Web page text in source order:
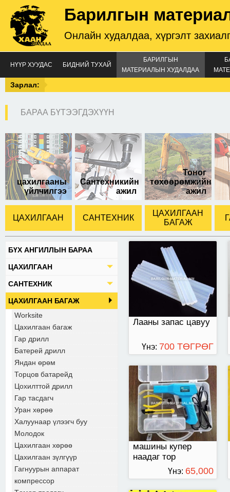
Барилгын
Онлайн худалдаа, хүргэлт
НҮҮР ХУУДАС БИДНИЙ ТУХАЙ
БАРИЛГЫН
МАТЕРИАЛЫН ХУДАЛДАА
Зарлал:
БАРАА БҮТЭЭГДЭХҮҮН
цахилгааны
үйлчилгээ
Сантехникийн
ажил
Тоног
төхөөрөмжийн
ажил
ЦАХИЛГААН САНТЕХНИК
ЦАХИЛГААН
БАГАЖ
БҮХ АНГИЛЛЫН БАРАА
ЦАХИЛГААН
САНТЕХНИК
ЦАХИЛГААН БАГАЖ
Worksite
Цахилгаан багаж
Гар дрилл
Батерей дрилл
Яндан өрөм
Торцов батарейд
Цохилттой дрилл
Гар тасдагч
Уран хөрөө
Халуунаар үлээгч буу
Молодок
Цахилгаан хөрөө
Цахилгаан зүлгүүр
Гагнуурын аппарат
компрессор
Лааны запас цавуу
Лааны запас цавуу
Үнэ: 700 ТӨГРӨГ
машины купер
наадаг тор
буутайгаа.
машины купер наадаг
тор буутайгаа.
Үнэ: 65,000
ТӨГРӨГ
лааны халаагч буу